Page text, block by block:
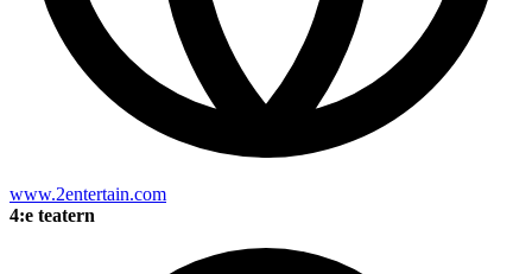
www.2entertain.com
4:e teatern